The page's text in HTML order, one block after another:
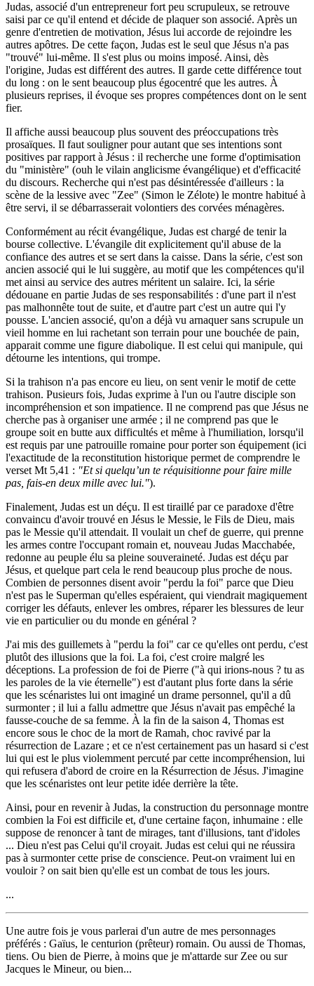
Judas, associé d'un entrepreneur fort peu scrupuleux, se retrouve
saisi par ce qu'il entend et décide de plaquer son associé. Après un
genre d'entretien de motivation, Jésus lui accorde de rejoindre les
autres apôtres. De cette façon, Judas est le seul que Jésus n'a pas
"trouvé" lui-même. Il s'est plus ou moins imposé. Ainsi, dès
l'origine, Judas est différent des autres. Il garde cette différence tout
du long : on le sent beaucoup plus égocentré que les autres. À
plusieurs reprises, il évoque ses propres compétences dont on le sent
fier.
Il affiche aussi beaucoup plus souvent des préoccupations très
prosaïques. Il faut souligner pour autant que ses intentions sont
positives par rapport à Jésus : il recherche une forme d'optimisation
du "ministère" (ouh le vilain anglicisme évangélique) et d'efficacité
du discours. Recherche qui n'est pas désintéressée d'ailleurs : la
scène de la lessive avec "Zee" (Simon le Zélote) le montre habitué à
être servi, il se débarrasserait volontiers des corvées ménagères.
Conformément au récit évangélique, Judas est chargé de tenir la
bourse collective. L'évangile dit explicitement qu'il abuse de la
confiance des autres et se sert dans la caisse. Dans la série, c'est son
ancien associé qui le lui suggère, au motif que les compétences qu'il
met ainsi au service des autres méritent un salaire. Ici, la série
dédouane en partie Judas de ses responsabilités : d'une part il n'est
pas malhonnête tout de suite, et d'autre part c'est un autre qui l'y
pousse. L'ancien associé, qu'on a déjà vu arnaquer sans scrupule un
vieil homme en lui rachetant son terrain pour une bouchée de pain,
apparait comme une figure diabolique. Il est celui qui manipule, qui
détourne les intentions, qui trompe.
Si la trahison n'a pas encore eu lieu, on sent venir le motif de cette
trahison. Pusieurs fois, Judas exprime à l'un ou l'autre disciple son
incompréhension et son impatience. Il ne comprend pas que Jésus ne
cherche pas à organiser une armée ; il ne comprend pas que le
groupe soit en butte aux difficultés et même à l'humiliation, lorsqu'il
est requis par une patrouille romaine pour porter son équipement (ici
l'exactitude de la reconstitution historique permet de comprendre le
verset Mt 5,41 : "Et si quelqu’un te réquisitionne pour faire mille
pas, fais-en deux mille avec lui.").
Finalement, Judas est un déçu. Il est tiraillé par ce paradoxe d'être
convaincu d'avoir trouvé en Jésus le Messie, le Fils de Dieu, mais
pas le Messie qu'il attendait. Il voulait un chef de guerre, qui prenne
les armes contre l'occupant romain et, nouveau Judas Macchabée,
redonne au peuple élu sa pleine souveraineté. Judas est déçu par
Jésus, et quelque part cela le rend beaucoup plus proche de nous.
Combien de personnes disent avoir "perdu la foi" parce que Dieu
n'est pas le Superman qu'elles espéraient, qui viendrait magiquement
corriger les défauts, enlever les ombres, réparer les blessures de leur
vie en particulier ou du monde en général ?
J'ai mis des guillemets à "perdu la foi" car ce qu'elles ont perdu, c'est
plutôt des illusions que la foi. La foi, c'est croire malgré les
déceptions. La profession de foi de Pierre ("à qui irions-nous ? tu as
les paroles de la vie éternelle") est d'autant plus forte dans la série
que les scénaristes lui ont imaginé un drame personnel, qu'il a dû
surmonter ; il lui a fallu admettre que Jésus n'avait pas empêché la
fausse-couche de sa femme. À la fin de la saison 4, Thomas est
encore sous le choc de la mort de Ramah, choc ravivé par la
résurrection de Lazare ; et ce n'est certainement pas un hasard si c'est
lui qui est le plus violemment percuté par cette incompréhension, lui
qui refusera d'abord de croire en la Résurrection de Jésus. J'imagine
que les scénaristes ont leur petite idée derrière la tête.
Ainsi, pour en revenir à Judas, la construction du personnage montre
combien la Foi est difficile et, d'une certaine façon, inhumaine : elle
suppose de renoncer à tant de mirages, tant d'illusions, tant d'idoles
... Dieu n'est pas Celui qu'il croyait. Judas est celui qui ne réussira
pas à surmonter cette prise de conscience. Peut-on vraiment lui en
vouloir ? on sait bien qu'elle est un combat de tous les jours.
...
Une autre fois je vous parlerai d'un autre de mes personnages
préférés : Gaïus, le centurion (prêteur) romain. Ou aussi de Thomas,
tiens. Ou bien de Pierre, à moins que je m'attarde sur Zee ou sur
Jacques le Mineur, ou bien...